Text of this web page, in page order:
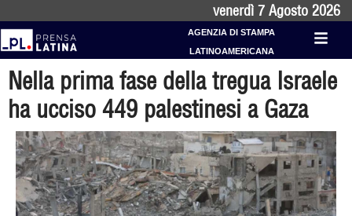
venerdì 7 Agosto 2026
AGENZIA DI STAMPA
LATINOAMERICANA
Nella prima fase della tregua Israele
ha ucciso 449 palestinesi a Gaza